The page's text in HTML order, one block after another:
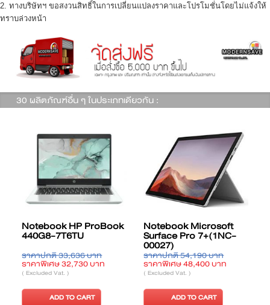
2. ทางบริษัทฯ ขอสงวนสิทธิ์ในการเปลี่ยนแปลงราคาและโปรโมชั่นโดยไม่แจ้งให้
ทราบล่วงหน้า
30 ผลิตภัณฑ์อื่น ๆ ในประเภทเดียวกัน :
Notebook HP ProBook
440G8-7T6TU
ราคาปกติ 33,636 บาท
ราคาพิเศษ 32,730 บาท
( Excluded Vat. )
ADD TO CART
Notebook Microsoft
Surface Pro 7+(1NC-
00027)
ราคาปกติ 54,190 บาท
ราคาพิเศษ 48,400 บาท
( Excluded Vat. )
ADD TO CART